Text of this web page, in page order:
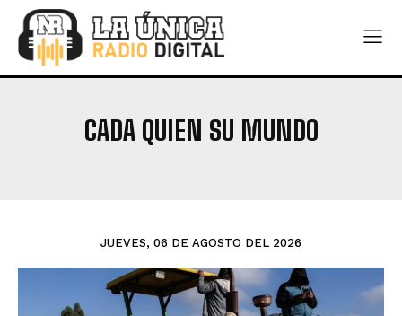
CADA QUIEN SU MUNDO
JUEVES, 06 DE AGOSTO DEL 2026